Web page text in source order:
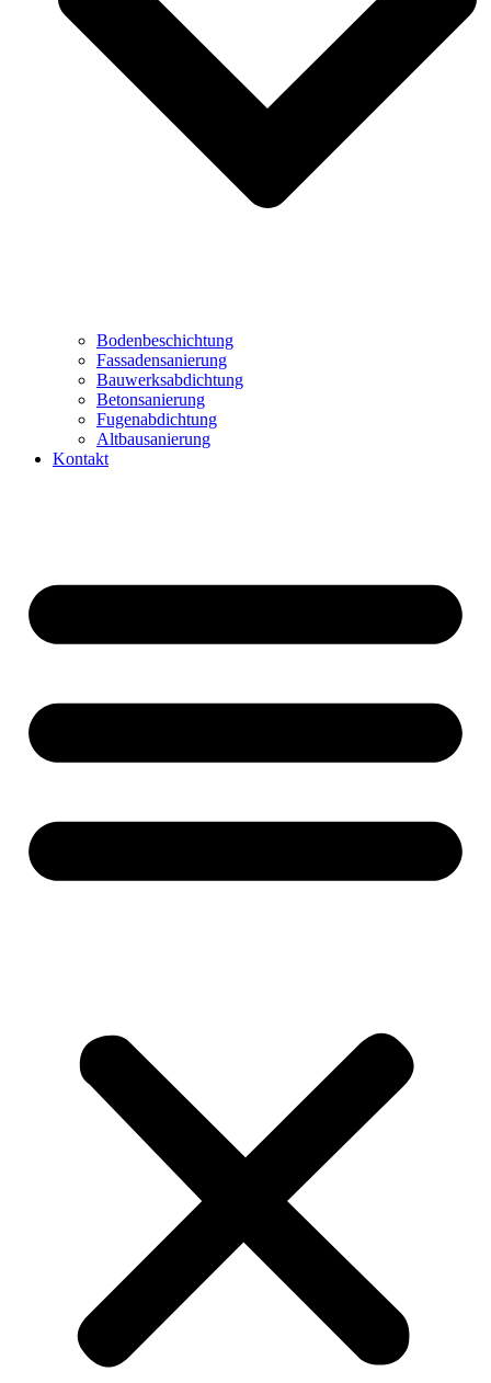
Bodenbeschichtung
Fassadensanierung
Bauwerksabdichtung
Betonsanierung
Fugenabdichtung
Altbausanierung
Kontakt